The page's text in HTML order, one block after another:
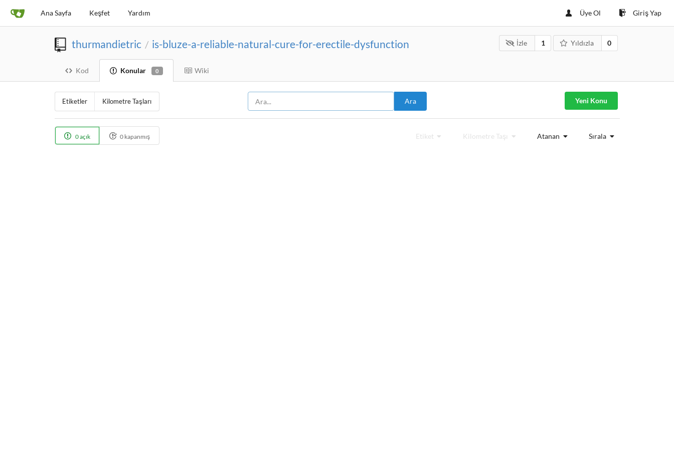
Ana Sayfa Keşfet Yardım Üye Ol Giriş Yap
thurmandietric / is-bluze-a-reliable-natural-cure-for-erectile-dysfunction İzle 1 Yıldızla 0
Kod Konular 0 Wiki
Etiketler Kilometre Taşları Ara Yeni Konu
0 açık 0 kapanmış Etiket Kilometre Taşı Atanan Sırala